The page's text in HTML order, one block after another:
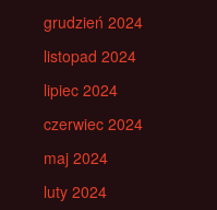
grudzień 2024
listopad 2024
lipiec 2024
czerwiec 2024
maj 2024
luty 2024